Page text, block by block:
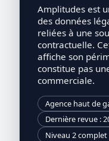
Amplitudes est
des données
reliées à une
contractuelle.
affiche son
constitue pas
commerciale.
Agence haut de
Dernière revue :
Niveau 2